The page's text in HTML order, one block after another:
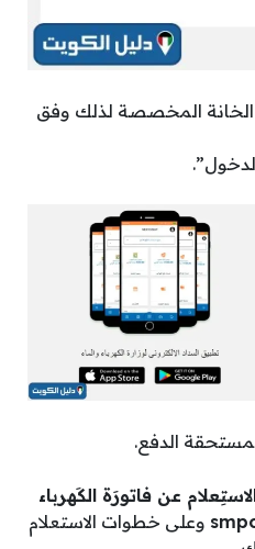
الخانة المخصصة لذلك وفق
الدفع.
عن فاتورَة الكَهرباء
وعلى خطوات الاستعلام